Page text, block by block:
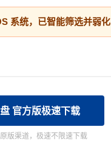
系统，已智能筛选并弱化
官方版极速下载
版渠道，极速不限速下载